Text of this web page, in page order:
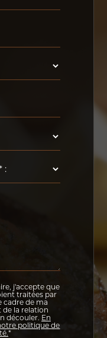
j'accepte que
traitées par
cadre de ma
la relation
découler. En
politique de
*